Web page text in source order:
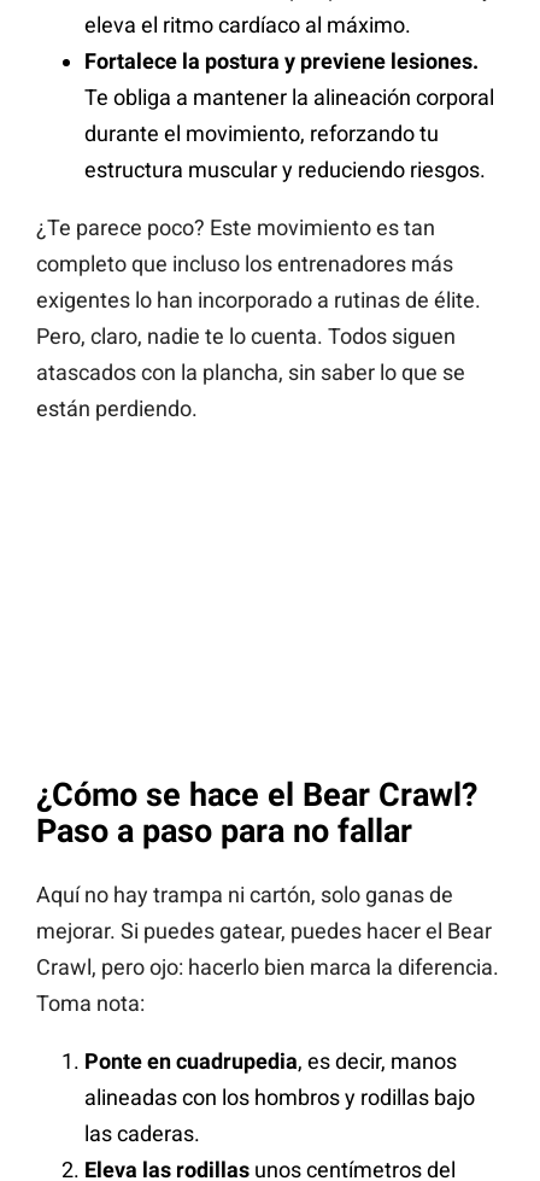
eleva el ritmo cardíaco al máximo.
Fortalece la postura y previene lesiones.
Te obliga a mantener la alineación corporal
durante el movimiento, reforzando tu
estructura muscular y reduciendo riesgos.
¿Te parece poco? Este movimiento es tan
completo que incluso los entrenadores más
exigentes lo han incorporado a rutinas de élite.
Pero, claro, nadie te lo cuenta. Todos siguen
atascados con la plancha, sin saber lo que se
están perdiendo.
¿Cómo se hace el Bear Crawl?
Paso a paso para no fallar
Aquí no hay trampa ni cartón, solo ganas de
mejorar. Si puedes gatear, puedes hacer el Bear
Crawl, pero ojo: hacerlo bien marca la diferencia.
Toma nota:
Ponte en cuadrupedia, es decir, manos
alineadas con los hombros y rodillas bajo
las caderas.
Eleva las rodillas unos centímetros del